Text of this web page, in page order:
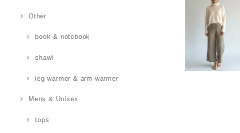
Other
book & notebook
shawl
leg warmer & arm warmer
Mens & Unisex
tops